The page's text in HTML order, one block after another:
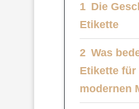
Die
Etikette
Was
Etikette für
modernen